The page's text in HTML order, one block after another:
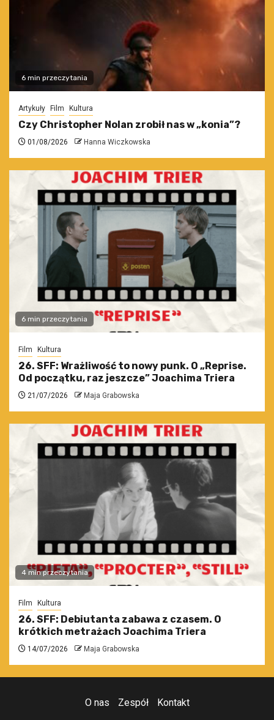
6 min przeczytania
Artykuły Film Kultura
Czy Christopher Nolan zrobił nas w „konia”?
01/08/2026 Hanna Wiczkowska
6 min przeczytania
Film Kultura
26. SFF: Wrażliwość to nowy punk. O „Reprise.
Od początku, raz jeszcze” Joachima Triera
21/07/2026 Maja Grabowska
4 min przeczytania
Film Kultura
26. SFF: Debiutanta zabawa z czasem. O
krótkich metrażach Joachima Triera
14/07/2026 Maja Grabowska
O nas Zespół Kontakt